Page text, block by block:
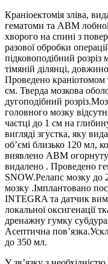
Краніоектомія зліва,
гематоми та АВМ
хворого на спині з
разової обробки
підковоподібний розріз
тімяній ділянці,
Проведено краніотомом
см. Тверда мозкова
дугоподібний
головного мозку
частці до 1 см на
вигляді згустка, яку
об’ємі близько 120 мл,
виявлено АВМ
видалено . Проведено
SNOW.Релапс мозку до
мозку .Імплантовано
INTEGRA та датчик
локальної оксигенації
дренажну гумку
Асептична
до 350 мл.